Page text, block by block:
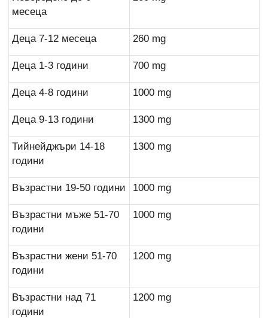
месеца
Деца 7-12 месеца 260 mg
Деца 1-3 години 700 mg
Деца 4-8 години 1000 mg
Деца 9-13 години 1300 mg
Тийнейджъри 14-18
години
1300 mg
Възрастни 19-50 години 1000 mg
Възрастни мъже 51-70
години
1000 mg
Възрастни жени 51-70
години
1200 mg
Възрастни над 71
години
1200 mg